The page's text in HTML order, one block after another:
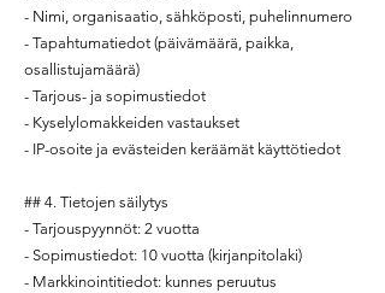
- Nimi, organisaatio, sähköposti, puhelinnumero
- Tapahtumatiedot (päivämäärä, paikka,
osallistujamäärä)
- Tarjous- ja sopimustiedot
- Kyselylomakkeiden vastaukset
- IP-osoite ja evästeiden keräämät käyttötiedot
## 4. Tietojen säilytys
- Tarjouspyynnöt: 2 vuotta
- Sopimustiedot: 10 vuotta (kirjanpitolaki)
- Markkinointitiedot: kunnes peruutus